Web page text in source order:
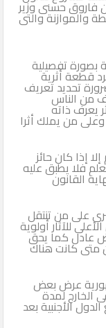
فاروق حسنى وزير
والموازنة والتى
بصورة تفصيلية
قطعة أثرية
تحديد تعريف
من الناس
يعرف ذاته
من يملك أثرا
إذا كان حائز
فلا يطبق عليه
القانون
على من تنتقل
للآثار أولوية
عادل كما يحق
متى كانت هناك
عرض بعض
الخارج لمدة
الأجنبية بعد